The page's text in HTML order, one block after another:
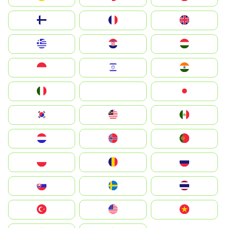
United Kingdom
Magyarország
South Korea
United States